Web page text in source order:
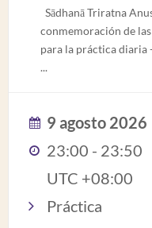
Sādhanā Triratna
conmemoración de
para la práctica diaria
...
9 agosto 2026
23:00 - 23:50
UTC +08:00
Práctica